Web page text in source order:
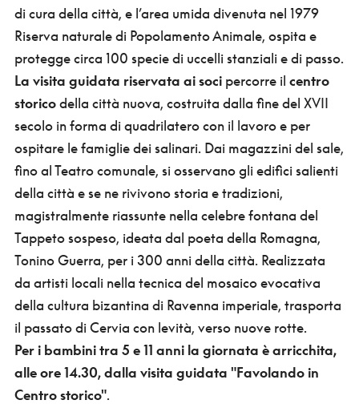
di cura della città, e l’area umida divenuta nel 1979
Riserva naturale di Popolamento Animale, ospita e
protegge circa 100 specie di uccelli stanziali e di passo.
La visita guidata riservata ai socipercorre il centro
storicodella città nuova, costruita dalla fine del XVII
secolo in forma di quadrilatero con il lavoro e per
ospitare le famiglie dei salinari. Dai magazzini del sale,
fino al Teatro comunale, si osservano gli edifici salienti
della città e se ne rivivono storia e tradizioni,
magistralmente riassunte nella celebre fontana del
Tappeto sospeso, ideata dal poeta della Romagna,
Tonino Guerra, per i 300 anni della città. Realizzata
da artisti locali nella tecnica del mosaico evocativa
della cultura bizantina di Ravenna imperiale, trasporta
il passato di Cervia con levità, verso nuove rotte.
Per i bambini tra 5 e 11 anni la giornata è arricchita,
alle ore 14.30, dalla visita guidata "Favolando in
Centro storico".